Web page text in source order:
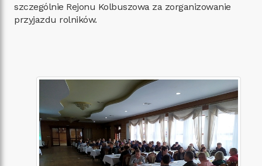
szczególnie Rejonu Kolbuszowa za zorganizowanie
przyjazdu rolników.